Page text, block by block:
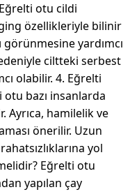
otu cildi
özellikleriyle bilinir
görünmesine yardımcı
ciltteki serbest
olabilir. 4. Eğrelti
otu bazı insanlarda
Ayrıca, hamilelik ve
önerilir. Uzun
yol
Eğrelti otu
yapılan çay